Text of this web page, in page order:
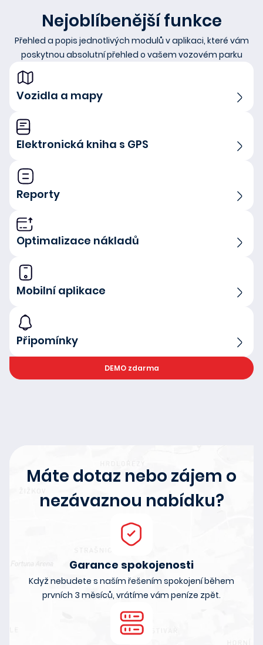
Nejoblíbenější funkce
Přehled a popis jednotlivých modulů v aplikaci, které vám
poskytnou absolutní přehled o vašem vozovém parku
Vozidla a mapy
Elektronická kniha s GPS
Reporty
Optimalizace nákladů
Mobilní aplikace
Připomínky
DEMO zdarma
Máte dotaz nebo zájem o
nezávaznou nabídku?
Garance spokojenosti
Když nebudete s naším řešením spokojení během
prvních 3 měsíců, vrátíme vám peníze zpět.